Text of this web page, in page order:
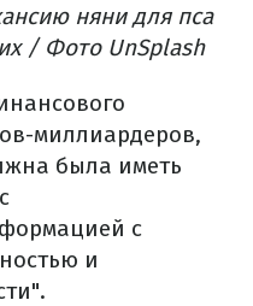
няни для пса
/ Фото UnSplash
миллиардеров,
была иметь
с
и